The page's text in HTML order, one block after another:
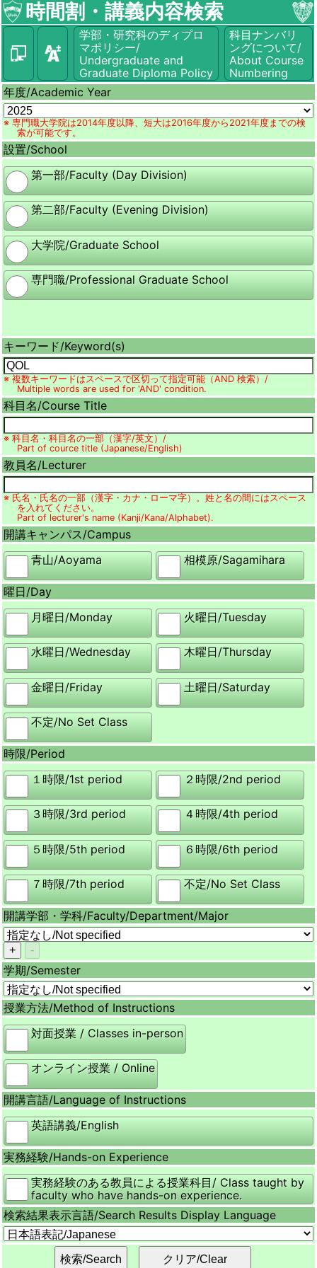
時間割・講義内容検索
学部・研究科のディプロ
マポリシー/
Undergraduate and
Graduate Diploma Policy
科目ナンバリ
ングについて/
About Course
Numbering
年度/Academic Year
※ 専門職大学院は2014年度以降、短大は2016年度から2021年度までの検
索が可能です。
設置/School
第一部/Faculty (Day Division)
第二部/Faculty (Evening Division)
大学院/Graduate School
専門職/Professional Graduate School
キーワード/Keyword(s)
※ 複数キーワードはスペースで区切って指定可能（AND 検索）/
Multiple words are used for 'AND' condition.
科目名/Course Title
※ 科目名・科目名の一部（漢字/英文）/
Part of cource title (Japanese/English)
教員名/Lecturer
※ 氏名・氏名の一部（漢字・カナ・ローマ字）。姓と名の間にはスペース
を入れてください。
Part of lecturer's name (Kanji/Kana/Alphabet).
開講キャンパス/Campus
青山/Aoyama 相模原/Sagamihara
曜日/Day
月曜日/Monday 火曜日/Tuesday
水曜日/Wednesday 木曜日/Thursday
金曜日/Friday 土曜日/Saturday
不定/No Set Class
時限/Period
１時限/1st period ２時限/2nd period
３時限/3rd period ４時限/4th period
５時限/5th period ６時限/6th period
７時限/7th period 不定/No Set Class
開講学部・学科/Faculty/Department/Major
学期/Semester
授業方法/Method of Instructions
対面授業 / Classes in-person
オンライン授業 / Online
開講言語/Language of Instructions
英語講義/English
実務経験/Hands-on Experience
実務経験のある教員による授業科目/ Class taught by
faculty who have hands-on experience.
検索結果表示言語/Search Results Display Language